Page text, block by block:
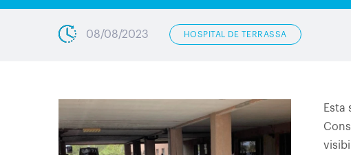
08/08/2023 HOSPITAL DE TERRASSA
Esta